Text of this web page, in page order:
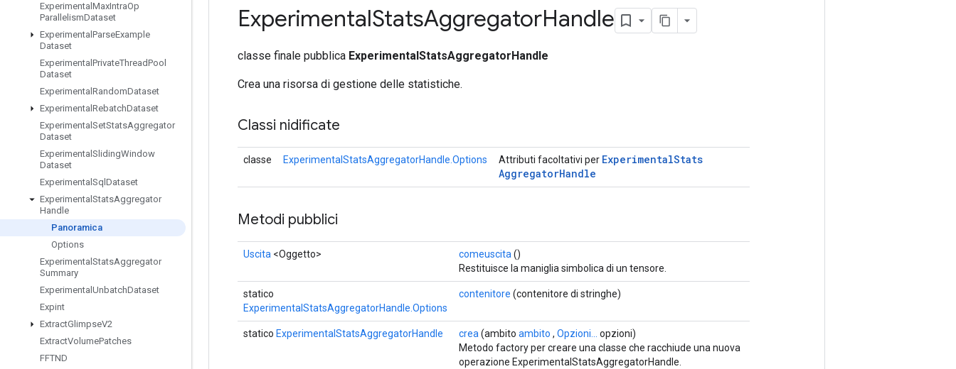
Experimental MaxIntraOp
ParallelismDataset
Experimental ParseExample
Dataset
Experimental PrivateThreadPool
Dataset
Experimental RandomDataset
Experimental RebatchDataset
Experimental SetStatsAggregator
Dataset
Experimental SlidingWindow
Dataset
Experimental Sql Dataset
Experimental StatsAggregator
Handle
Panoramica
Options
Experimental StatsAggregator
Summary
Experimental UnbatchDataset
Expint
ExtractGlimpseV2
ExtractVolumePatches
FFTND
ExperimentalStatsAggregatorHandle
classe finale pubblica ExperimentalStatsAggregatorHandle
Crea una risorsa di gestione delle statistiche.
Classi nidificate
classe ExperimentalStatsAggregatorHandle.Options Attributi facoltativi per ExperimentalStats
AggregatorHandle
Metodi pubblici
Uscita <Oggetto> comeuscita ()
Restituisce la maniglia simbolica di un tensore.
statico
ExperimentalStatsAggregatorHandle.Options
contenitore (contenitore di stringhe)
statico ExperimentalStatsAggregatorHandle crea (ambito ambito , Opzioni...
opzioni)
Metodo factory per creare una classe che racchiude una nuova
operazione ExperimentalStatsAggregatorHandle.